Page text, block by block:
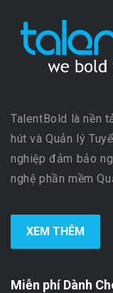
TalentBold là nền
hút và Quản lý
nghiệp đảm bảo
nghệ phần mềm
XEM THÊM
Miễn phí Dành